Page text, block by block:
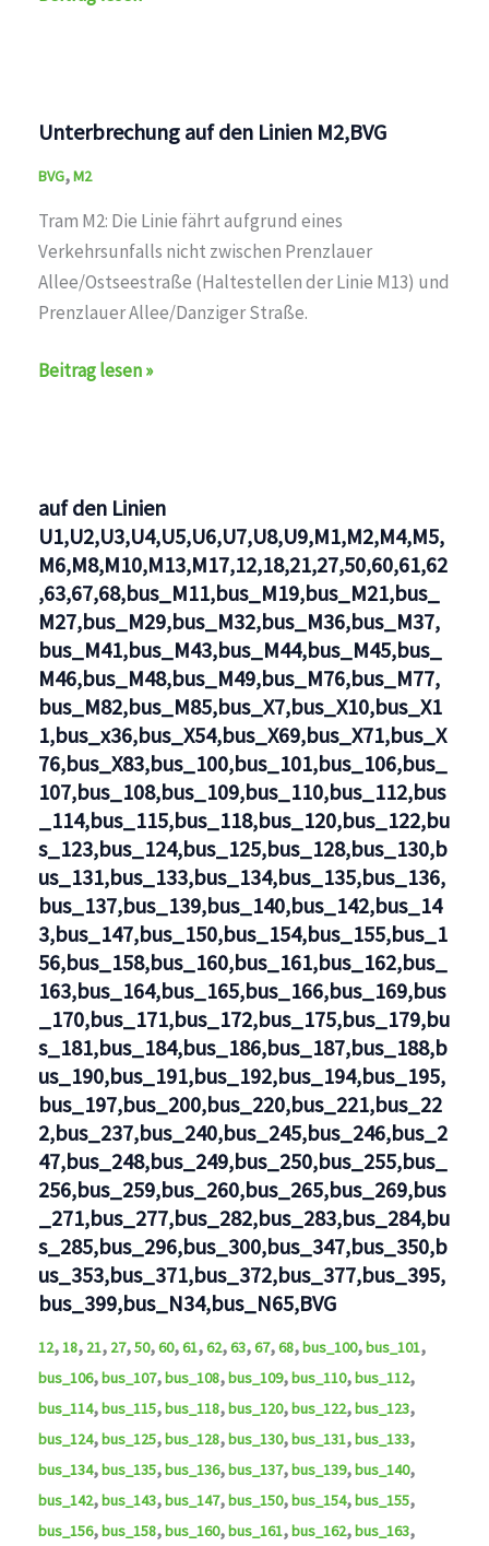
den
Linien
M2,M13,12,BVG
Unterbrechung auf den Linien M2,BVG
BVG,M2
Tram M2: Die Linie fährt aufgrund eines
Verkehrsunfalls nicht zwischen Prenzlauer
Allee/Ostseestraße (Haltestellen der Linie M13) und
Prenzlauer Allee/Danziger Straße.
Unterbrechung
Beitrag lesen »
auf den Linien
U1,U2,U3,U4,U5,U6,U7,U8,U9,M1,M2,M4,M5,
M6,M8,M10,M13,M17,12,18,21,27,50,60,61,62
,63,67,68,bus_M11,bus_M19,bus_M21,bus_
M27,bus_M29,bus_M32,bus_M36,bus_M37,
bus_M41,bus_M43,bus_M44,bus_M45,bus_
M46,bus_M48,bus_M49,bus_M76,bus_M77,
bus_M82,bus_M85,bus_X7,bus_X10,bus_X1
1,bus_x36,bus_X54,bus_X69,bus_X71,bus_X
76,bus_X83,bus_100,bus_101,bus_106,bus_
107,bus_108,bus_109,bus_110,bus_112,bus
_114,bus_115,bus_118,bus_120,bus_122,bu
s_123,bus_124,bus_125,bus_128,bus_130,b
us_131,bus_133,bus_134,bus_135,bus_136,
bus_137,bus_139,bus_140,bus_142,bus_14
3,bus_147,bus_150,bus_154,bus_155,bus_1
56,bus_158,bus_160,bus_161,bus_162,bus_
163,bus_164,bus_165,bus_166,bus_169,bus
_170,bus_171,bus_172,bus_175,bus_179,bu
s_181,bus_184,bus_186,bus_187,bus_188,b
us_190,bus_191,bus_192,bus_194,bus_195,
bus_197,bus_200,bus_220,bus_221,bus_22
2,bus_237,bus_240,bus_245,bus_246,bus_2
47,bus_248,bus_249,bus_250,bus_255,bus_
256,bus_259,bus_260,bus_265,bus_269,bus
_271,bus_277,bus_282,bus_283,bus_284,bu
s_285,bus_296,bus_300,bus_347,bus_350,b
us_353,bus_371,bus_372,bus_377,bus_395,
bus_399,bus_N34,bus_N65,BVG
12,18, 21, 27,50,60,61,62,63,67,68,bus_100,bus_101,
bus_106,bus_107,bus_108,bus_109,bus_110,bus_112,
bus_114,bus_115,bus_118,bus_120,bus_122,bus_123,
bus_124,bus_125,bus_128,bus_130,bus_131,bus_133,
bus_134,bus_135,bus_136,bus_137,bus_139,bus_140,
bus_142,bus_143,bus_147,bus_150,bus_154,bus_155,
bus_156,bus_158,bus_160,bus_161,bus_162,bus_163,